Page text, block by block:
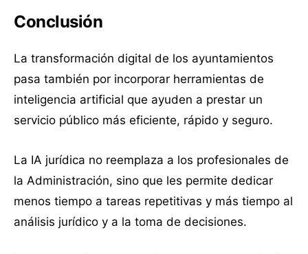
Conclusión
La transformación digital de los ayuntamientos
pasa también por incorporar herramientas de
inteligencia artificial que ayuden a prestar un
servicio público más eficiente, rápido y seguro.
La IA jurídica no reemplaza a los profesionales de
la Administración, sino que les permite dedicar
menos tiempo a tareas repetitivas y más tiempo al
análisis jurídico y a la toma de decisiones.